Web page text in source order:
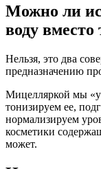
Можно ли
воду вместо
Нельзя, это два
предназначению
Мицелляркой мы
тонизируем ее,
нормализируем
косметики
может.